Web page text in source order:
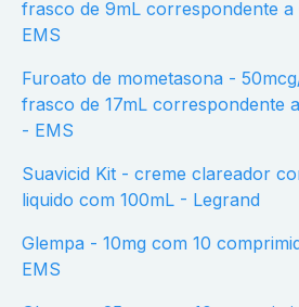
frasco de 9mL correspondente
EMS
Furoato de mometasona - 50mcg/acionamento com 1
frasco de 17mL correspondente
- EMS
Suavicid Kit - creme clareador com 30g + sabonete
liquido com 100mL - Legrand
Glempa - 10mg com 10 comprimidos revestidos -
EMS